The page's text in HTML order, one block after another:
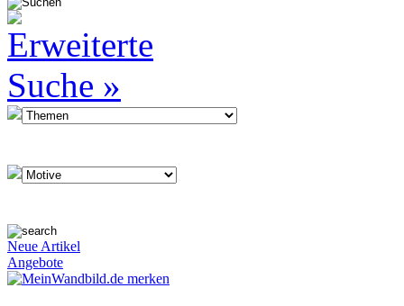
Neue Artikel
Angebote